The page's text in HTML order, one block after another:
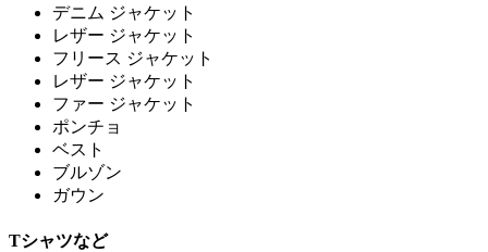
デニム ジャケット
レザー ジャケット
フリース ジャケット
レザー ジャケット
ファー ジャケット
ポンチョ
ベスト
ブルゾン
ガウン
Tシャツなど